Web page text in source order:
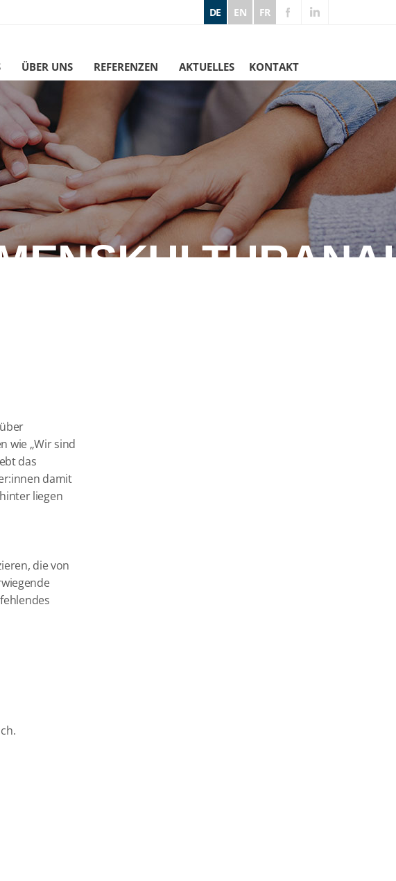
DE EN FR
ÜBER UNS REFERENZEN AKTUELLES KONTAKT
wie „Wir sind
das
damit
liegen
die von